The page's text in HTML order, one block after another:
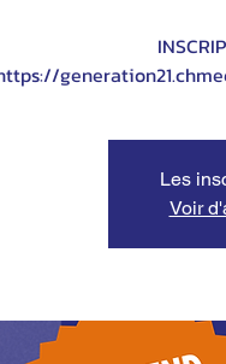
Les
Voir